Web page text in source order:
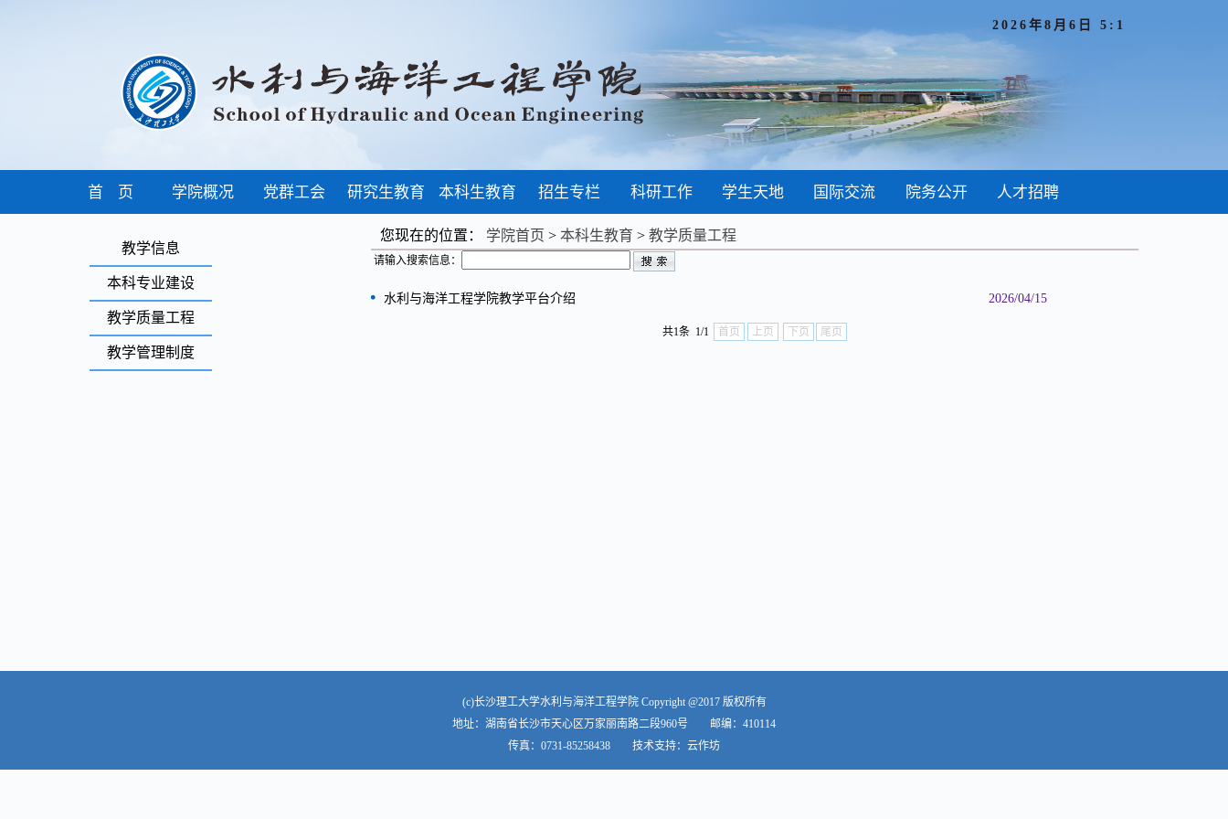
2026年8月6日 5:1
首 页 学院概况 党群工会 研究生教育 本科生教育 招生专栏 科研工作 学生天地 国际交流 院务公开 人才招聘
教学信息
本科专业建设
教学质量工程
教学管理制度
您现在的位置： 学院首页 > 本科生教育 > 教学质量工程
请输入搜索信息：
水利与海洋工程学院教学平台介绍 2026/04/15
共1条 1/1 首页 上页 下页 尾页
(c)长沙理工大学水利与海洋工程学院 Copyright @2017 版权所有
地址：湖南省长沙市天心区万家丽南路二段960号 邮编：410114
传真：0731-85258438 技术支持：云作坊